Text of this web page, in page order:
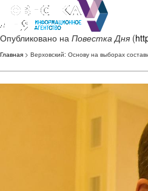
Опубликовано на Повестка Дня (
Главная > Верховский: Основу на выборах